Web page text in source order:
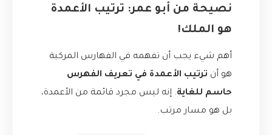
نصيحة من أبو عمر: ترتيب الأعمدة
هو الملك!
أهم شيء يجب أن تفهمه في الفهارس المركبة
هو أن ترتيب الأعمدة في تعريف الفهرس
حاسم للغاية. إنه ليس مجرد قائمة من الأعمدة،
بل هو مسار مرتب.